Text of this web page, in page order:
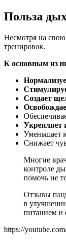
Польза
Несмотря на свою
тренировок.
К основным из
Создает
Укрепляет
Уменьшает
Снижает
Многие
контроле
помочь не
Отзывы
в
питанием и
https://